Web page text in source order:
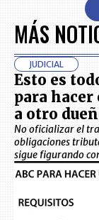
MÁS
JUDICIAL
Esto es
para hacer
a otro
No oficializar el
obligaciones
sigue figurando